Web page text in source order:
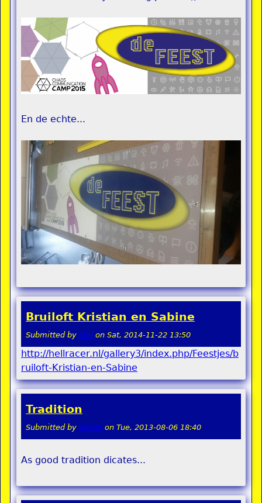
En de echte...
Bruiloft Kristian en Sabine
Submitted by stel on Sat, 2014-11-22 13:50
http://hellracer.nl/gallery3/index.php/Feestjes/b
ruiloft-Kristian-en-Sabine
Tradition
Submitted by pokon on Tue, 2013-08-06 18:40
As good tradition dicates...